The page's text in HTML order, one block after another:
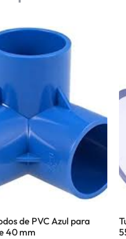
de PVC Azul para
40 mm